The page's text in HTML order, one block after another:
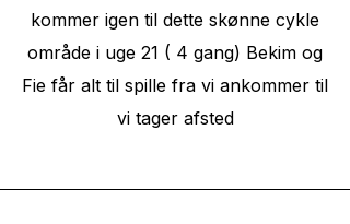
kommer igen til dette skønne cykle
område i uge 21 ( 4 gang) Bekim og
Fie får alt til spille fra vi ankommer til
vi tager afsted